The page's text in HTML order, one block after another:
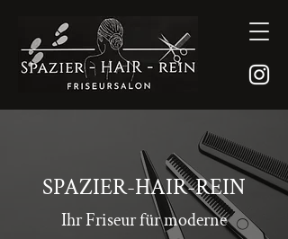
SPAZIER-HAIR-REIN
Ihr Friseur für moderne